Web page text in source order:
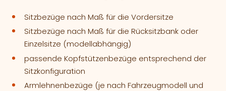
Sitzbezüge nach Maß für die Vordersitze
Sitzbezüge nach Maß für die Rücksitzbank oder
Einzelsitze (modellabhängig)
passende Kopfstützenbezüge entsprechend der
Sitzkonfiguration
Armlehnenbezüge (je nach Fahrzeugmodell und